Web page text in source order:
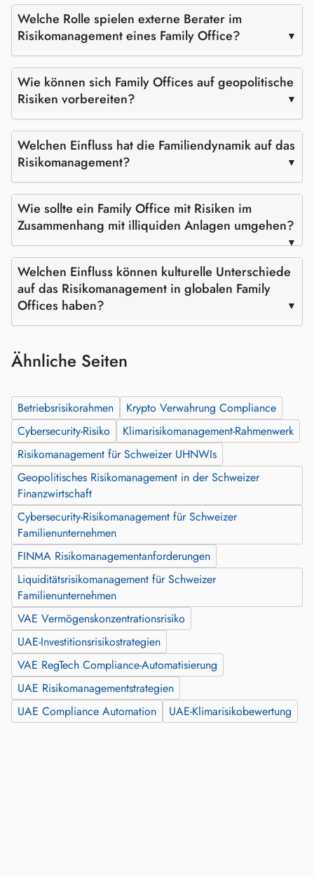
Welche Rolle spielen externe Berater im
Risikomanagement eines Family Office?
Wie können sich Family Offices auf geopolitische
Risiken vorbereiten?
Welchen Einfluss hat die Familiendynamik auf das
Risikomanagement?
Wie sollte ein Family Office mit Risiken im
Zusammenhang mit illiquiden Anlagen umgehen?
Welchen Einfluss können kulturelle Unterschiede
auf das Risikomanagement in globalen Family
Offices haben?
Ähnliche Seiten
Betriebsrisikorahmen
Krypto Verwahrung Compliance
Cybersecurity-Risiko
Klimarisikomanagement-Rahmenwerk
Risikomanagement für Schweizer UHNWIs
Geopolitisches Risikomanagement in der Schweizer
Finanzwirtschaft
Cybersecurity-Risikomanagement für Schweizer
Familienunternehmen
FINMA Risikomanagementanforderungen
Liquiditätsrisikomanagement für Schweizer
Familienunternehmen
VAE Vermögenskonzentrationsrisiko
UAE-Investitionsrisikostrategien
VAE RegTech Compliance-Automatisierung
UAE Risikomanagementstrategien
UAE Compliance Automation
UAE-Klimarisikobewertung